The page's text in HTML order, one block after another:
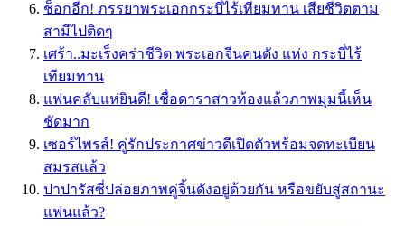
ช็อกอีก! ภรรยาพระเอกกระบี่ไร้เทียมทาน เสียชีวิตตาม
สามีไปติดๆ
เศร้า..มะเร็งคร่าชีวิต พระเอกจีนคนดัง แห่ง กระบี่ไร้
เทียมทาน
แฟนคลับแห่ยินดี! เชื่อดาราสาวท้องแล้วภาพมุมนี้เห็น
ชัดมาก
เซอร์ไพรส์! คู่รักประกาศข่าวดีเปิดตัวพร้อมจดทะเบียน
สมรสแล้ว
ปาปารัสซี่ปล่อยภาพคู่จิ้นดังอยู่ด้วยกัน หรือขยับสู่สถานะ
แฟนแล้ว?